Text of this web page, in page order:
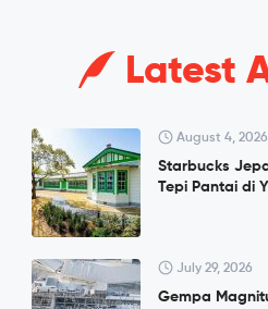
Latest
August 4, 2026
Starbucks
Tepi Pantai di
July 29, 2026
Gempa